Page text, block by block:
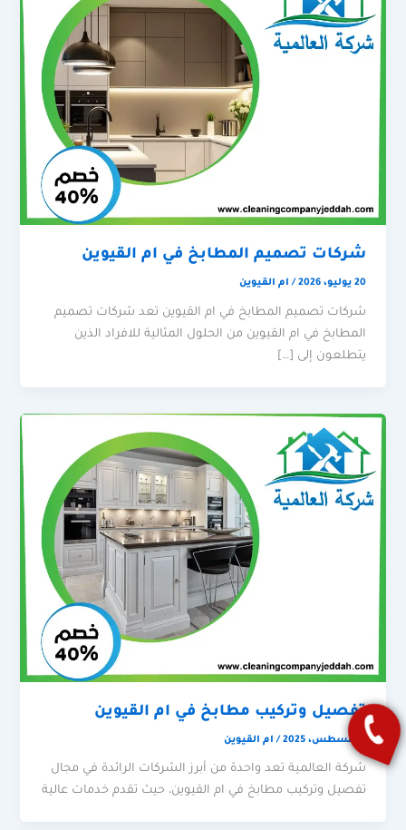
شركات تصميم المطابخ في ام القيوين
20 يوليو، 2026 / ام القيوين
شركات تصميم المطابخ في ام القيوين تعد شركات تصميم
المطابخ في ام القيوين من الحلول المثالية للافراد الذين
يتطلعون إلى […]
تفصيل وتركيب مطابخ في ام القيوين
/ ام القيوين
شركة العالمية تعد واحدة من أبرز الشركات الرائدة في مجال
تفصيل وتركيب مطابخ في ام القيوين، حيث تقدم خدمات عالية